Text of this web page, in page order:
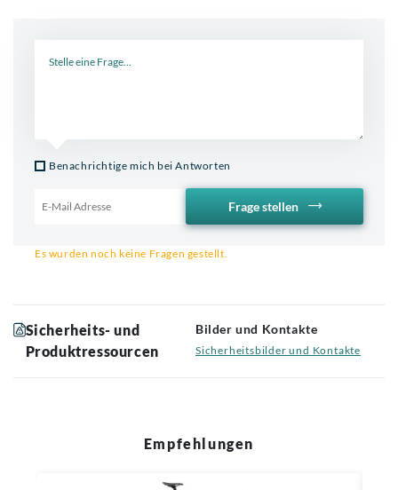
Benachrichtige mich bei Antworten
Frage stellen
Es wurden noch keine Fragen gestellt.
Sicherheits- und
Produktressourcen
Bilder und Kontakte
Sicherheitsbilder und Kontakte
Empfehlungen